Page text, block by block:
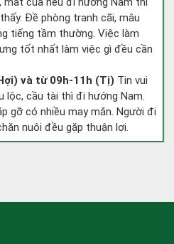
Đề phòng tranh cãi, mâu
tiếng tầm thường. Việc làm
tốt nhất làm việc gì đều cần
và từ 09h-11h (Tị) Tin vui
lộc, cầu tài thì đi hướng Nam.
gỡ có nhiều may mắn. Người đi
nuôi đều gặp thuận lợi.